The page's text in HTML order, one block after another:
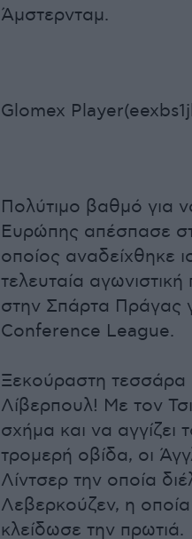
Άμστερνταμ.
Glomex
Πολύτιμο βαθμό για
Ευρώπης απέσπασε
οποίος αναδείχθηκε
τελευταία
στην Σπάρτα Πράγας
Conference League.
Ξεκούραστη τεσσάρα
Λίβερπουλ! Με τον
σχήμα και να
τρομερή οβίδα, οι
Λίντσερ την οποία
Λεβερκούζεν, η
κλείδωσε την πρωτιά.